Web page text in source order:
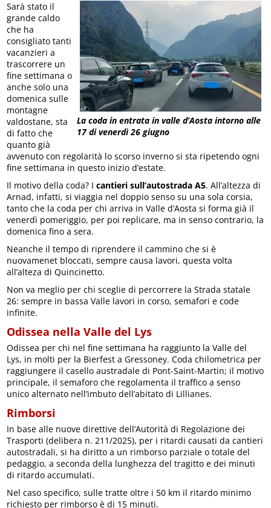
La coda in entrata in valle d’Aosta intorno alle
17 di venerdì 26 giugno
Sarà stato il
grande caldo
che ha
consigliato tanti
vacanzieri a
trascorrere un
fine settimana o
anche solo una
domenica sulle
montagne
valdostane, sta
di fatto che
quanto già
avvenuto con regolarità lo scorso inverno si sta ripetendo ogni
fine settimana in questo inizio d’estate.
Il motivo della coda? Icantieri sull’autostrada A5. All’altezza di
Arnad, infatti, si viaggia nel doppio senso su una sola corsia,
tanto che la coda per chi arriva in Valle d’Aosta si forma già il
venerdì pomeriggio, per poi replicare, ma in senso contrario, la
domenica fino a sera.
Neanche il tempo di riprendere il cammino che si è
nuovamenet bloccati, sempre causa lavori, questa volta
all’alteza di Quincinetto.
Non va meglio per chi sceglie di percorrere la Strada statale
26: sempre in bassa Valle lavori in corso, semafori e code
infinite.
Odissea nella Valle del Lys
Odissea per chi nel fine settimana ha raggiunto la Valle del
Lys, in molti per la Bierfest a Gressoney. Coda chilometrica per
raggiungere il casello austradale di Pont-Saint-Martin; il motivo
principale, il semaforo che regolamenta il traffico a senso
unico alternato nell’imbuto dell’abitato di Lillianes.
Rimborsi
In base alle nuove direttive dell’Autorità di Regolazione dei
Trasporti (delibera n. 211/2025), per i ritardi causati da cantieri
autostradali,si ha diritto a un rimborso parziale o totale del
pedaggio, a seconda della lunghezza del tragitto e dei minuti
di ritardo accumulati.
Nel caso specifico, sulle tratte oltre i 50 km il ritardo minimo
richiesto per rimborso è di 15 minuti.